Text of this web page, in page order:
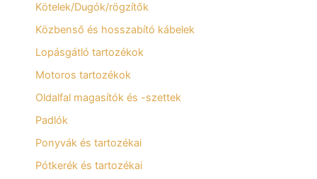
Kötelek/Dugók/rögzítők
Közbenső és hosszabító kábelek
Lopásgátló tartozékok
Motoros tartozékok
Oldalfal magasítók és -szettek
Padlók
Ponyvák és tartozékai
Pótkerék és tartozékai